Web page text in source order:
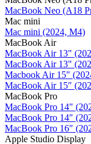
MacBook Neo (A18
Mac mini
Mac mini (2024, M4)
MacBook Air
MacBook Air 13"
MacBook Air 13"
Macbook Air 15"
MacBook Air 15″
MacBook Pro
MacBook Pro 14"
MacBook Pro 14″
MacBook Pro 16″
Apple Studio Display